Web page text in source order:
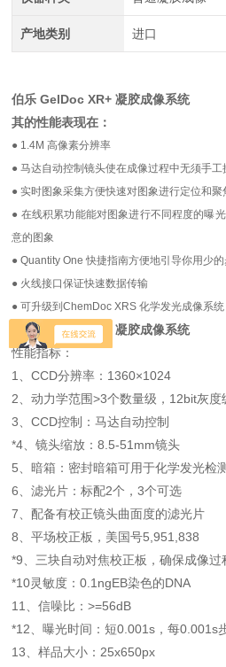
产地类别 进口
伯乐 GelDoc XR+ 凝胶成像系统
其的性能表现在：
● 1.4M 高像素分辨率
● 马达自动控制镜头使在成像过程中无须手
● 实时图象采集方便快速对图象进行定位和聚
● 在线积累功能能对图象进行不同程度的曝
意的图象
● Quantity One 快捷指南方便地引导你用少
● 火线接口保证快速数据传输
● 可升级到ChemDoc XRS 化学发光成像系统
伯乐 GelDoc XR+ 凝胶成像系统
性能指标：
1、CCD分辨率：1360×1024
2、动力学范围>3个数量级，12bit灰度
3、CCD控制：马达自动控制
*4、镜头缩放：8.5-51mm镜头
5、暗箱：密封暗箱可用于化学发光检测
6、滤光片：标配2个，3个可选
7、配备有校正镜头曲面度的滤光片
8、平场校正板，美国号5,951,838
*9、三块自动对焦校正板，确保成像过
*10灵敏度：0.1ngEB染色的DNA
11、信噪比：>=56dB
*12、曝光时间：短0.001s，每0.001s
13、样品大小：25x650px